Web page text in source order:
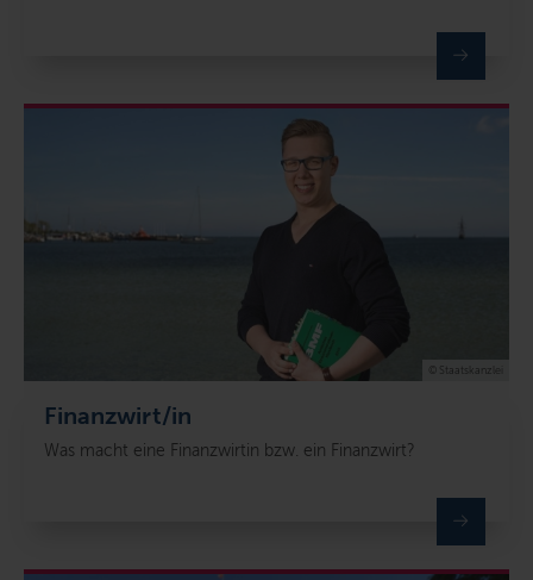
Finanzwirt/in
Was macht eine Finanzwirtin bzw. ein Finanzwirt?
© Staatskanzlei